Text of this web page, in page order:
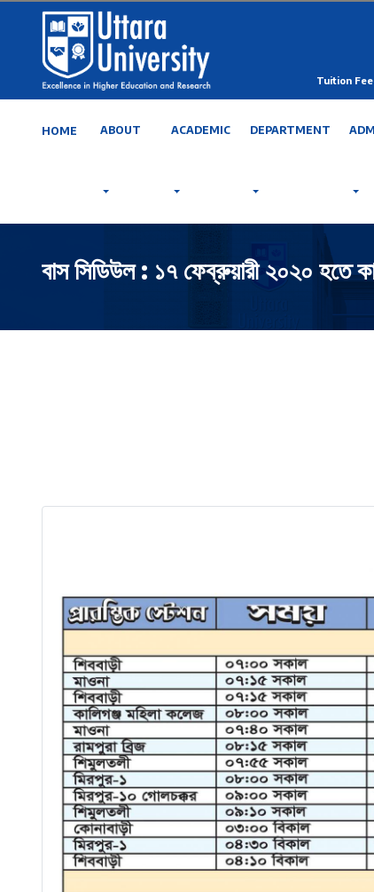
Tuition
HOME ABOUT ACADEMIC DEPARTMENT
বাস সিডিউল : ১৭ ফেব্রুয়ারী ২০২০ হতে